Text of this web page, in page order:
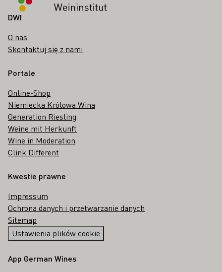
DWI
O nas
Skontaktuj się z nami
Portale
Online-Shop
Niemiecka Królowa Wina
Generation Riesling
Weine mit Herkunft
Wine in Moderation
Clink Different
Kwestie prawne
Impressum
Ochrona danych i przetwarzanie danych
Sitemap
Ustawienia plików cookie
App German Wines